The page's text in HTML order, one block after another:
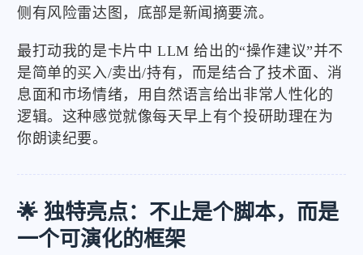
侧有风险雷达图，底部是新闻摘要流。
最打动我的是卡片中 LLM 给出的“操作建议”并不
是简单的买入/卖出/持有，而是结合了技术面、消
息面和市场情绪，用自然语言给出非常人性化的
逻辑。这种感觉就像每天早上有个投研助理在为
你朗读纪要。
🌟 独特亮点：不止是个脚本，而是
一个可演化的框架